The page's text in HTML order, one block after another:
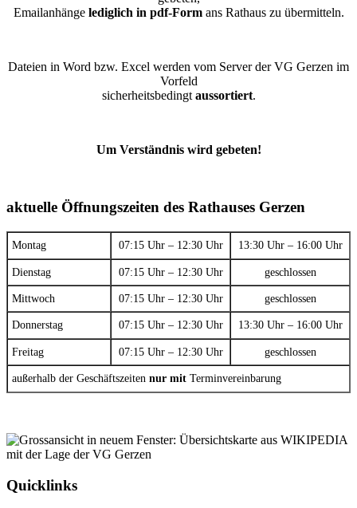
Emailanhänge lediglich in pdf-Formans Rathaus zu übermitteln.
Dateien in Word bzw. Excel werden vom Server der VG Gerzen im
Vorfeld
sicherheitsbedingt aussortiert.
Um Verständnis wird gebeten!
aktuelle Öffnungszeiten des Rathauses Gerzen
Montag 07:15 Uhr – 12:30 Uhr 13:30 Uhr – 16:00 Uhr
Dienstag 07:15 Uhr – 12:30 Uhr geschlossen
Mittwoch 07:15 Uhr – 12:30 Uhr geschlossen
Donnerstag 07:15 Uhr – 12:30 Uhr 13:30 Uhr – 16:00 Uhr
Freitag 07:15 Uhr – 12:30 Uhr geschlossen
außerhalb der Geschäftszeiten nur mit Terminvereinbarung
Quicklinks